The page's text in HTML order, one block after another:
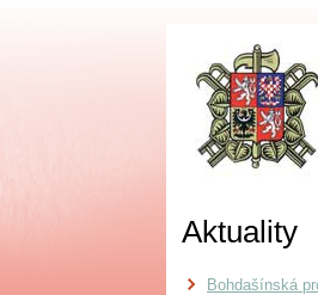
Aktuality
Bohdašínská